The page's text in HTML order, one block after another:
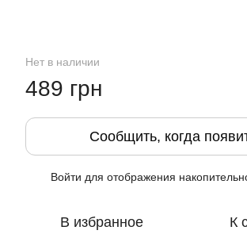
Нет в наличии
489 грн
Сообщить, когда
Войти для отображения
В избранное К